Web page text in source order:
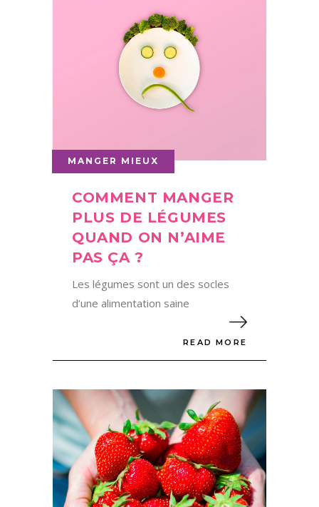
MANGER MIEUX
COMMENT MANGER
PLUS DE LÉGUMES
QUAND ON N’AIME
PAS ÇA ?
Les légumes sont un des socles
d’une alimentation saine
READ MORE